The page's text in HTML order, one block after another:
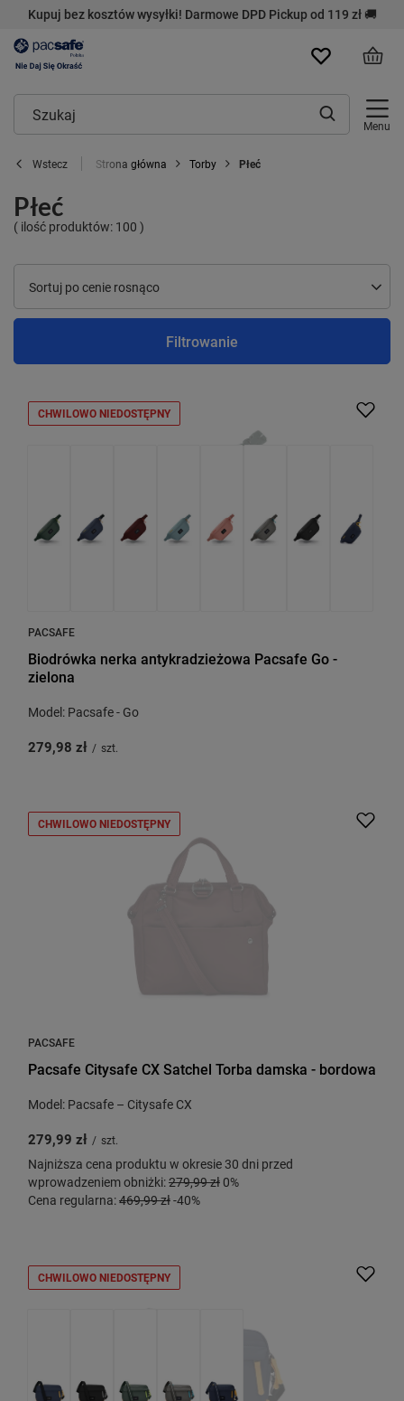
Kupuj bez kosztów wysyłki! Darmowe DPD Pickup od 119 zł 🚚
Menu
Wstecz Strona główna Torby Płeć
Płeć
( ilość produktów: 100 )
Zmień sortowanie
Sortuj po cenie rosnąco
Filtrowanie
CHWILOWO NIEDOSTĘPNY
PACSAFE
Biodrówka nerka antykradzieżowa Pacsafe Go -
zielona
Model: Pacsafe - Go
279,98 zł / szt.
CHWILOWO NIEDOSTĘPNY
PACSAFE
Pacsafe Citysafe CX Satchel Torba damska - bordowa
Model: Pacsafe – Citysafe CX
279,99 zł / szt.
Najniższa cena produktu w okresie 30 dni przed
wprowadzeniem obniżki:279,99 zł 0%
Cena regularna:469,99 zł-40%
CHWILOWO NIEDOSTĘPNY